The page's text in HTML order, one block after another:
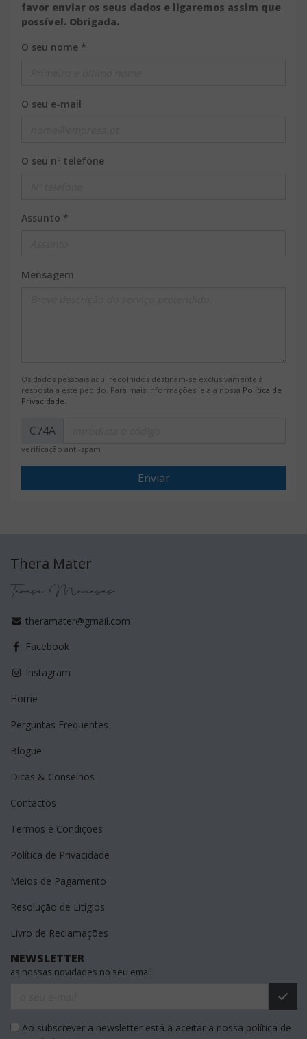
favor enviar os seus dados e ligaremos assim que
possível. Obrigada.
O seu nome *
O seu e-mail
O seu nº telefone
Assunto *
Mensagem
Os dados pessoais aqui recolhidos destinam-se exclusivamente à
resposta a este pedido. Para mais informações leia a nossa Política de
Privacidade.
C74A
verificação anti-spam
Enviar
Thera Mater
Teresa Meneses
theramater@gmail.com
Facebook
Instagram
Home
Perguntas Frequentes
Blogue
Dicas & Conselhos
Contactos
Termos e Condições
Política de Privacidade
Meios de Pagamento
Resolução de Litígios
Livro de Reclamações
NEWSLETTER
as nossas novidades no seu email
Ao subscrever a newsletter está a aceitar a nossa política de